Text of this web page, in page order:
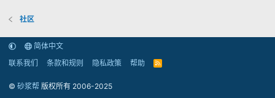
社区
简体中文
联系我们
条款和规则 隐私政策 帮助
R
© 砂浆帮 版权所有 2006-2025